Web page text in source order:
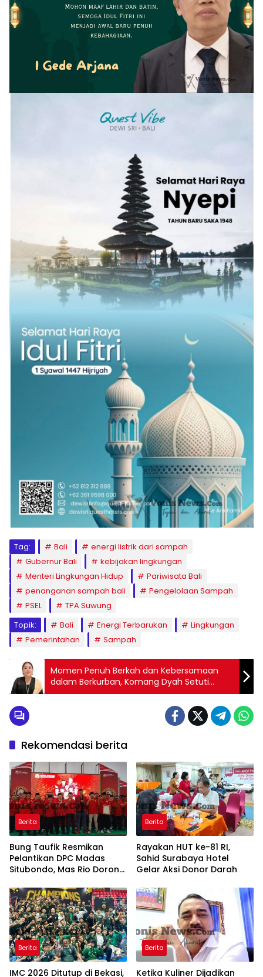
Tag: Bali
energi listrik dari sampah
Gubernur Bali
kebijakan lingkungan
Menteri Lingkungan Hidup
Pariwisata Bali
penanganan sampah bali
Pengelolaan Sampah
PSEL
TPA Suwung
Topik:
Bali Energi Terbarukan
Lingkungan
Pemerintahan
Sampah
Momen Penuh Berkah dan Kebersamaan
dalam Berkurban, Komang Dyah Setuti
Ucapkan Selamat Hari Raya Idul Adha 1447
Rekomendasi berita
Berita
Bung Taufik Resmikan
Pelantikan DPC Madas
Situbondo, Mas Rio Dorong
Warga Miskin
Berita
Rayakan HUT ke-81 RI,
Sahid Surabaya Hotel
Gelar Aksi Donor Darah
Berita
IMC 2026 Ditutup di Bekasi,
Berita
Ketika Kuliner Dijadikan